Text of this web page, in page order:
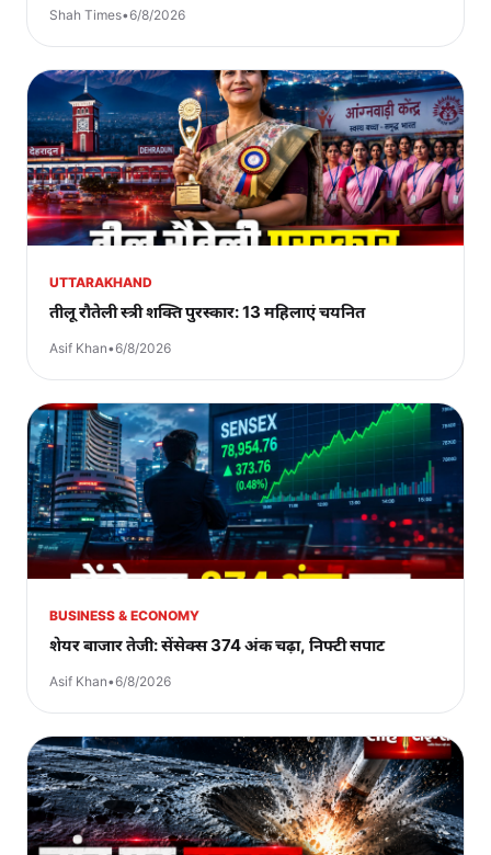
Shah Times•6/8/2026
UTTARAKHAND
तीलू रौतेली स्त्री शक्ति पुरस्कार: 13 महिलाएं चयनित
Asif Khan•6/8/2026
BUSINESS & ECONOMY
शेयर बाजार तेजी: सेंसेक्स 374 अंक चढ़ा, निफ्टी सपाट
Asif Khan•6/8/2026